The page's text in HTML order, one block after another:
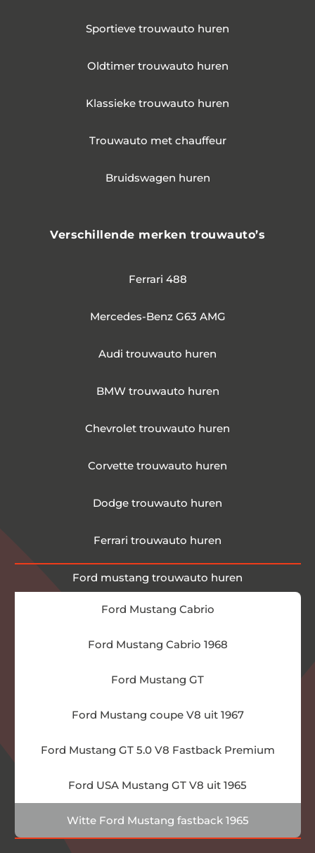
Sportieve trouwauto huren
Oldtimer trouwauto huren
Klassieke trouwauto huren
Trouwauto met chauffeur
Bruidswagen huren
Verschillende merken trouwauto’s
Ferrari 488
Mercedes-Benz G63 AMG
Audi trouwauto huren
BMW trouwauto huren
Chevrolet trouwauto huren
Corvette trouwauto huren
Dodge trouwauto huren
Ferrari trouwauto huren
Ford mustang trouwauto huren
Ford Mustang Cabrio
Ford Mustang Cabrio 1968
Ford Mustang GT
Ford Mustang coupe V8 uit 1967
Ford Mustang GT 5.0 V8 Fastback Premium
Ford USA Mustang GT V8 uit 1965
Witte Ford Mustang fastback 1965